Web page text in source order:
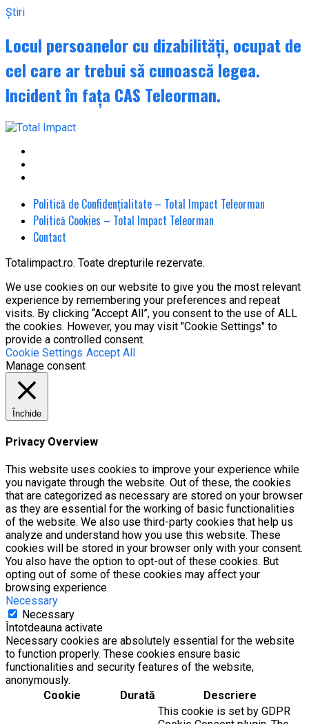
Știri
Locul persoanelor cu dizabilități, ocupat de
cel care ar trebui să cunoască legea.
Incident în fața CAS Teleorman.
Politică de Confidențialitate – Total Impact Teleorman
Politică Cookies – Total Impact Teleorman
Contact
Totalimpact.ro. Toate drepturile rezervate.
We use cookies on our website to give you the most relevant
experience by remembering your preferences and repeat
visits. By clicking “Accept All”, you consent to the use of ALL
the cookies. However, you may visit "Cookie Settings" to
provide a controlled consent.
Cookie Settings Accept All
Manage consent
Închide
Privacy Overview
This website uses cookies to improve your experience while
you navigate through the website. Out of these, the cookies
that are categorized as necessary are stored on your browser
as they are essential for the working of basic functionalities
of the website. We also use third-party cookies that help us
analyze and understand how you use this website. These
cookies will be stored in your browser only with your consent.
You also have the option to opt-out of these cookies. But
opting out of some of these cookies may affect your
browsing experience.
Necessary
Necessary
Întotdeauna activate
Necessary cookies are absolutely essential for the website
to function properly. These cookies ensure basic
functionalities and security features of the website,
anonymously.
Cookie
Durată Descriere
This cookie is set by GDPR